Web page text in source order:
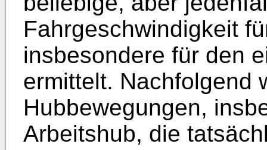
Fahrgeschwindigkeit
insbesondere für den
ermittelt. Nachfolgend
Hubbewegungen,
Arbeitshub, die